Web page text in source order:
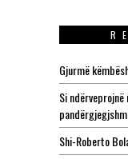
Gjurmë
Si
Shi-Roberto